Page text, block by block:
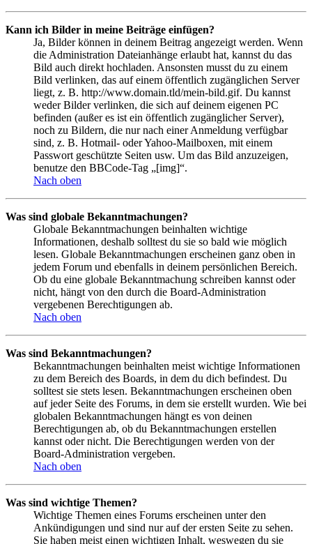
Kann ich Bilder in meine Beiträge einfügen?
Ja, Bilder können in deinem Beitrag angezeigt werden. Wenn
die Administration Dateianhänge erlaubt hat, kannst du das
Bild auch direkt hochladen. Ansonsten musst du zu einem
Bild verlinken, das auf einem öffentlich zugänglichen Server
liegt, z. B. http://www.domain.tld/mein-bild.gif. Du kannst
weder Bilder verlinken, die sich auf deinem eigenen PC
befinden (außer es ist ein öffentlich zugänglicher Server),
noch zu Bildern, die nur nach einer Anmeldung verfügbar
sind, z. B. Hotmail- oder Yahoo-Mailboxen, mit einem
Passwort geschützte Seiten usw. Um das Bild anzuzeigen,
benutze den BBCode-Tag „[img]“.
Nach oben
Was sind globale Bekanntmachungen?
Globale Bekanntmachungen beinhalten wichtige
Informationen, deshalb solltest du sie so bald wie möglich
lesen. Globale Bekanntmachungen erscheinen ganz oben in
jedem Forum und ebenfalls in deinem persönlichen Bereich.
Ob du eine globale Bekanntmachung schreiben kannst oder
nicht, hängt von den durch die Board-Administration
vergebenen Berechtigungen ab.
Nach oben
Was sind Bekanntmachungen?
Bekanntmachungen beinhalten meist wichtige Informationen
zu dem Bereich des Boards, in dem du dich befindest. Du
solltest sie stets lesen. Bekanntmachungen erscheinen oben
auf jeder Seite des Forums, in dem sie erstellt wurden. Wie bei
globalen Bekanntmachungen hängt es von deinen
Berechtigungen ab, ob du Bekanntmachungen erstellen
kannst oder nicht. Die Berechtigungen werden von der
Board-Administration vergeben.
Nach oben
Was sind wichtige Themen?
Wichtige Themen eines Forums erscheinen unter den
Ankündigungen und sind nur auf der ersten Seite zu sehen.
Sie haben meist einen wichtigen Inhalt, weswegen du sie